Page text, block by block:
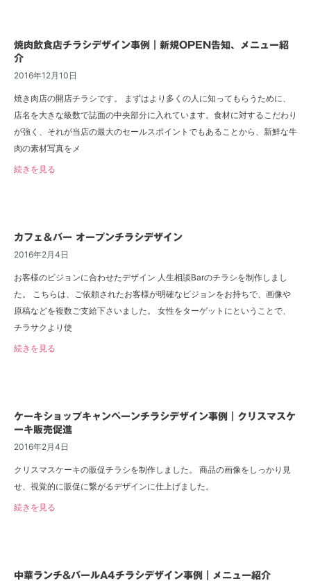
焼肉飲食店チラシデザイン事例｜新規OPEN告知、メニュー紹
介
2016年12月10日
焼き肉店の開店チラシです。 まずはより多くの人に知ってもらうために、
店名を大きな級数で誌面の中央部分に入れています。食材に対するこだわり
が強く、それが当店の最大のセールスポイントでもあることから、新鮮な牛
肉の素材写真をメ
続きを見る
カフェ＆バー オープンチラシデザイン
2016年2月4日
お客様のビジョンに合わせたデザイン 人生相談Barのチラシを制作しまし
た。 こちらは、ご依頼されたお客様が明確なビジョンをお持ちで、画像や
原稿などを複数ご支給下さいました。 女性をターゲットにということで、
チラサクより使
続きを見る
ケーキショップキャンペーンチラシデザイン事例｜クリスマスケ
ーキ販売促進
2016年2月4日
クリスマスケーキの販促チラシを制作しました。 商品の画像をしっかり見
せ、視覚的に販促に繋がるデザインに仕上げました。
続きを見る
中華ランチ&バールA4チラシデザイン事例｜メニュー紹介